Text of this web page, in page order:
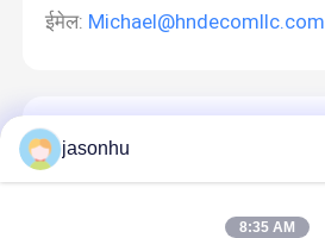
ईमेल: Michael@hndecomllc.com
jasonhu
8:35 AM